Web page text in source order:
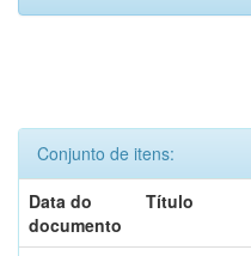
Conjunto de itens:
Data do
documento
Título